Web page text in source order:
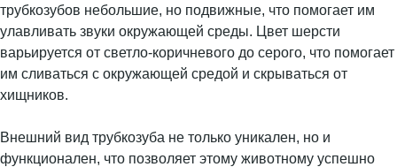
трубкозубов небольшие, но подвижные, что помогает им
улавливать звуки окружающей среды. Цвет шерсти
варьируется от светло-коричневого до серого, что помогает
им сливаться с окружающей средой и скрываться от
хищников.
Внешний вид трубкозуба не только уникален, но и
функционален, что позволяет этому животному успешно